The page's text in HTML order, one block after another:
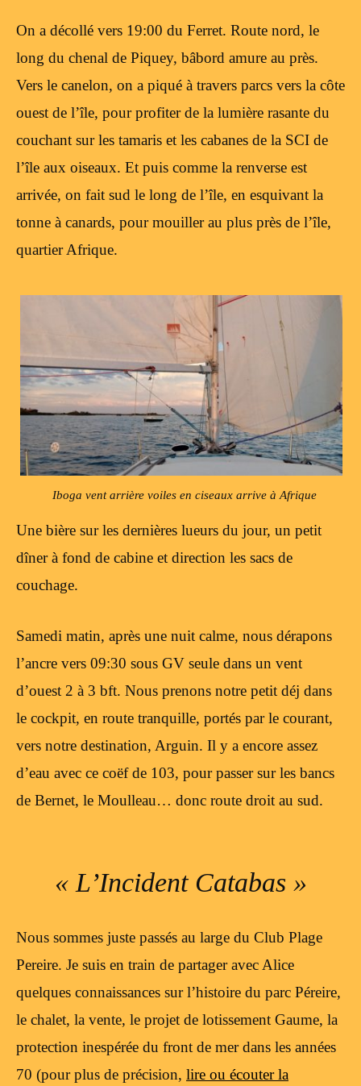
On a décollé vers 19:00 du Ferret. Route nord, le
long du chenal de Piquey, bâbord amure au près.
Vers le canelon, on a piqué à travers parcs vers la côte
ouest de l’île, pour profiter de la lumière rasante du
couchant sur les tamaris et les cabanes de la SCI de
l’île aux oiseaux. Et puis comme la renverse est
arrivée, on fait sud le long de l’île, en esquivant la
tonne à canards, pour mouiller au plus près de l’île,
quartier Afrique.
Iboga vent arrière voiles en ciseaux arrive à Afrique
Une bière sur les dernières lueurs du jour, un petit
dîner à fond de cabine et direction les sacs de
couchage.
Samedi matin, après une nuit calme, nous dérapons
l’ancre vers 09:30 sous GV seule dans un vent
d’ouest 2 à 3 bft. Nous prenons notre petit déj dans
le cockpit, en route tranquille, portés par le courant,
vers notre destination, Arguin. Il y a encore assez
d’eau avec ce coëf de 103, pour passer sur les bancs
de Bernet, le Moulleau… donc route droit au sud.
« L’Incident Catabas »
Nous sommes juste passés au large du Club Plage
Pereire. Je suis en train de partager avec Alice
quelques connaissances sur l’histoire du parc Péreire,
le chalet, la vente, le projet de lotissement Gaume, la
protection inespérée du front de mer dans les années
70 (pour plus de précision, lire ou écouter la